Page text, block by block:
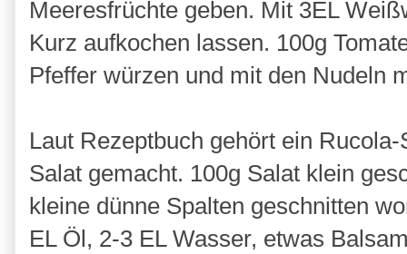
Meeresfrüchte geben. Mit 3EL
Kurz aufkochen lassen. 100g
Pfeffer würzen und mit den Nudeln
Laut Rezeptbuch gehört ein
Salat gemacht. 100g Salat klein
kleine dünne Spalten geschnitten
EL Öl, 2-3 EL Wasser, etwas